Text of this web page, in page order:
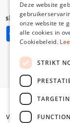
share:
Share
X
Algemene
Verzendingen
Deze website
onze website te
alle cookies in
Cookiebeleid.
STRIKT